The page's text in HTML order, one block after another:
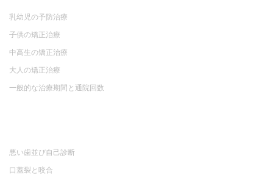
乳幼児の予防治療
子供の矯正治療
中高生の矯正治療
大人の矯正治療
一般的な治療期間と通院回数
悪い歯並び自己診断
口蓋裂と咬合